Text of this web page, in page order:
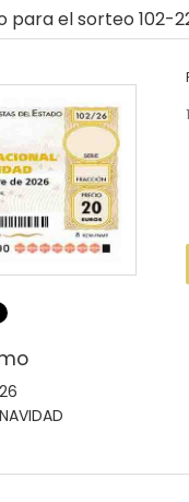
para el sorteo 102-
1